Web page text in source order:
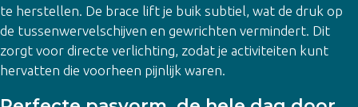
te herstellen. De brace lift je buik subtiel, wat de druk op
de tussenwervelschijven en gewrichten vermindert. Dit
zorgt voor directe verlichting, zodat je activiteiten kunt
hervatten die voorheen pijnlijk waren.